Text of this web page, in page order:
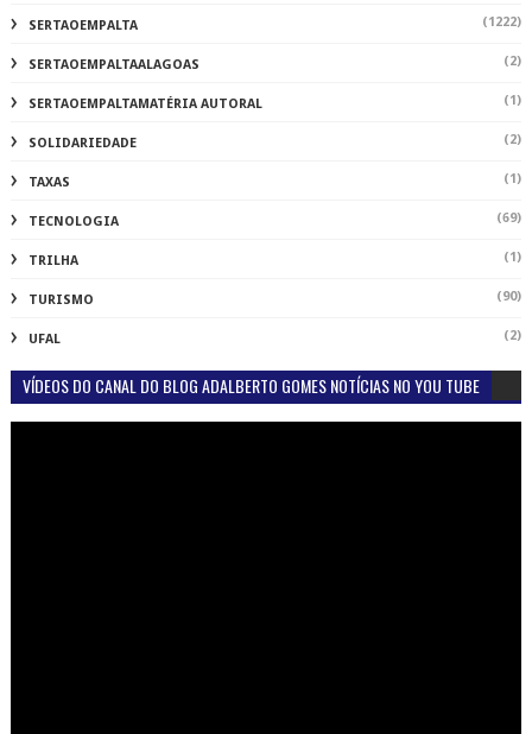
SERTAOEMPALTA (1222)
SERTAOEMPALTAALAGOAS (2)
SERTAOEMPALTAMATÉRIA AUTORAL (1)
SOLIDARIEDADE (2)
TAXAS (1)
TECNOLOGIA (69)
TRILHA (1)
TURISMO (90)
UFAL (2)
VÍDEOS DO CANAL DO BLOG ADALBERTO GOMES NOTÍCIAS NO YOU TUBE